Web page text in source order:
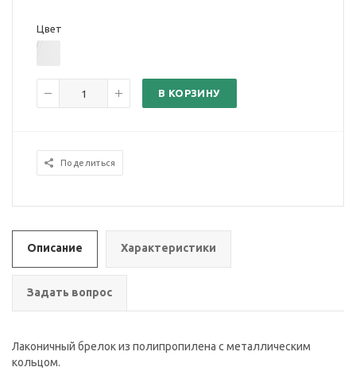
Цвет
В КОРЗИНУ
Поделиться
Описание Характеристики
Задать вопрос
Лаконичный брелок из полипропилена с металлическим
кольцом.